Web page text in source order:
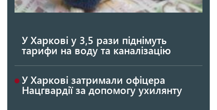
У Харкові у 3,5 рази піднімуть
тарифи на воду та каналізацію
У Харкові затримали офіцера
Нацгвардії за допомогу ухилянту